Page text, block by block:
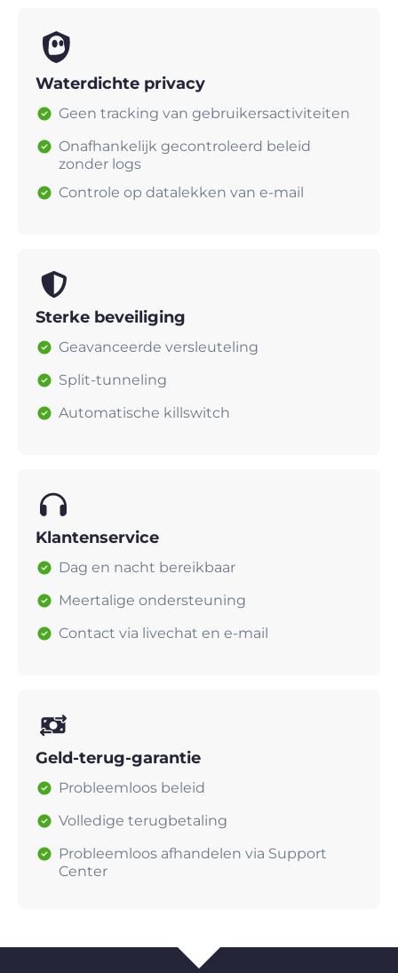
Waterdichte privacy
Geen tracking van gebruikersactiviteiten
Onafhankelijk gecontroleerd beleid
zonder logs
Controle op datalekken van e-mail
Sterke beveiliging
Geavanceerde versleuteling
Split-tunneling
Automatische killswitch
Klantenservice
Dag en nacht bereikbaar
Meertalige ondersteuning
Contact via livechat en e-mail
Geld-terug-garantie
Probleemloos beleid
Volledige terugbetaling
Probleemloos afhandelen via Support
Center